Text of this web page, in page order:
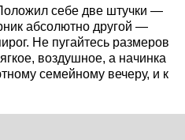
себе две штучки —
абсолютно другой —
Не пугайтесь размеров
воздушное, а начинка
семейному вечеру, и к